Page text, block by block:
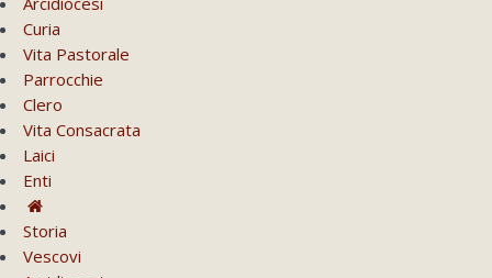
Curia
Vita Pastorale
Parrocchie
Clero
Vita Consacrata
Laici
Enti
Storia
Vescovi